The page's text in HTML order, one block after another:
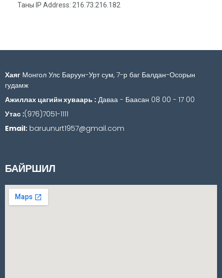
Таны IP Address: 216.73.216.182
Хаяг Монгол Улс Баруун-Урт сум, 7-р баг Балдан-Осорын
гудамж
Ажиллах цагийн хуваарь : Даваа - Баасан 08 00 - 17 00
Утас :(976)7051-1111
Email: baruunurt1957@gmail.com
БАЙРШИЛ